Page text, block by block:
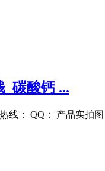
碳酸钙 ...
： QQ： 产品实